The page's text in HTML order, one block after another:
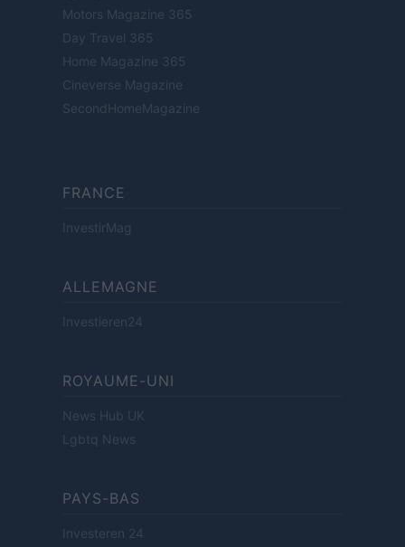
Motors Magazine 365
Day Travel 365
Home Magazine 365
Cineverse Magazine
SecondHomeMagazine
FRANCE
InvestirMag
ALLEMAGNE
Investieren24
ROYAUME-UNI
News Hub UK
Lgbtq News
PAYS-BAS
Investeren 24